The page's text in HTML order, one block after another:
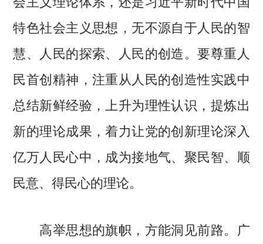
特色社会主义思想，无不源自于人民的智
慧、人民的探索、人民的创造。要尊重人
民首创精神，注重从人民的创造性实践中
总结新鲜经验，上升为理性认识，提炼出
新的理论成果，着力让党的创新理论深入
亿万人民心中，成为接地气、聚民智、顺
民意、得民心的理论。
高举思想的旗帜，方能洞见前路。广